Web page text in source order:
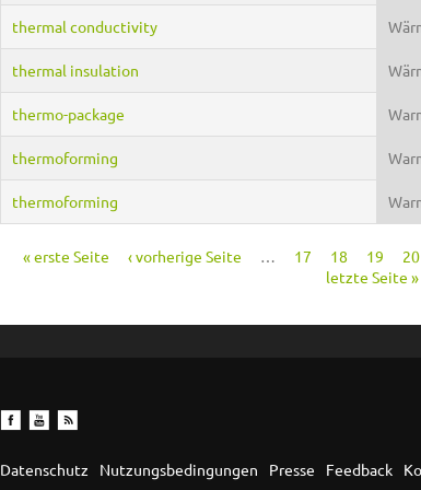
thermal conductivity
thermal insulation
thermo-package
thermoforming
thermoforming
« erste Seite ‹ vorherige Seite 17 18 19 20
letzte Seite »
Datenschutz Nutzungsbedingungen Presse Feedback